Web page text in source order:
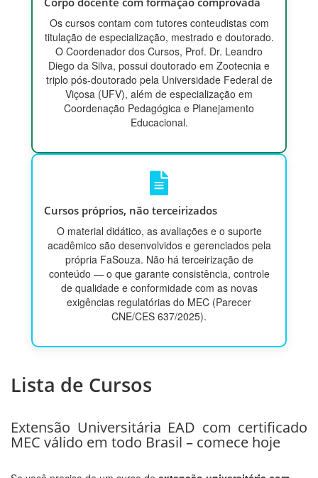
Os cursos contam com tutores conteudistas com
titulação de especialização, mestrado e doutorado.
O Coordenador dos Cursos, Prof. Dr. Leandro
Diego da Silva, possui doutorado em Zootecnia e
triplo pós-doutorado pela Universidade Federal de
Viçosa (UFV), além de especialização em
Coordenação Pedagógica e Planejamento
Educacional.
Cursos próprios, não terceirizados
O material didático, as avaliações e o suporte
acadêmico são desenvolvidos e gerenciados pela
própria FaSouza. Não há terceirização de
conteúdo — o que garante consistência, controle
de qualidade e conformidade com as novas
exigências regulatórias do MEC (Parecer
CNE/CES 637/2025).
Lista de Cursos
Extensão Universitária EAD com certificado
MEC válido em todo Brasil – comece hoje